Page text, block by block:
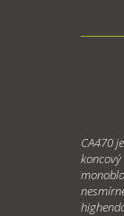
CA470